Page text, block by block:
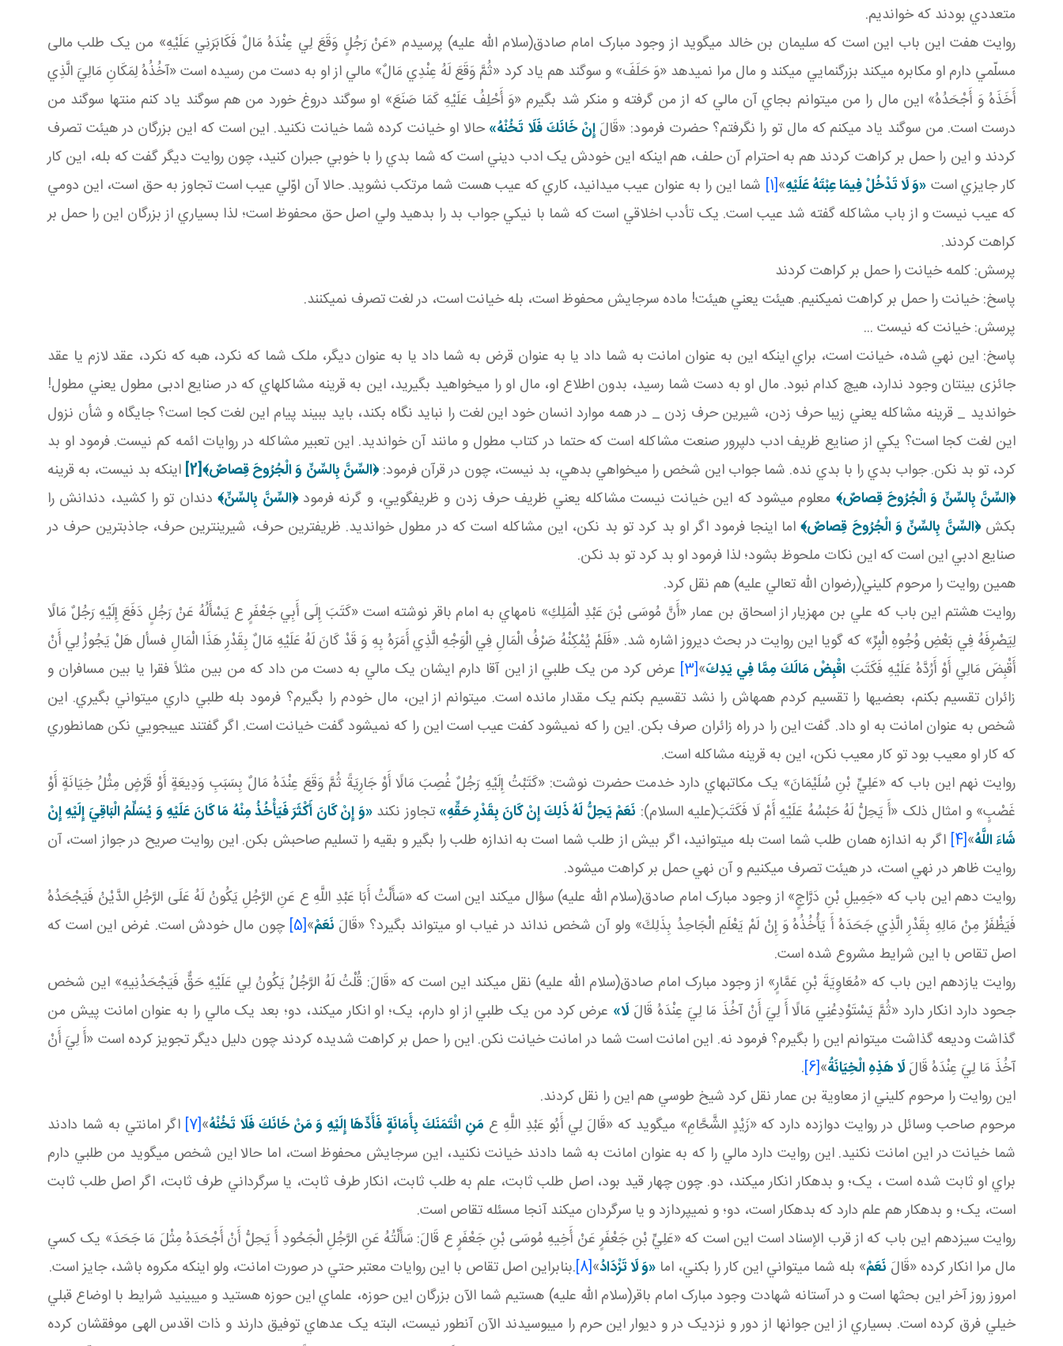
متعددي بودند که خوانديم.
روايت هفت اين باب اين است که سليمان بن خالد مي گويد از وجود مبارک امام صادق(سلام الله عليه) پرسيدم «عَنْ رَجُلٍ وَقَعَ لِي عِنْدَهُ مَالٌ فَكَابَرَنِي عَلَيْهِ» من يک طلب مالی
مسلّمي دارم او مکابره مي کند بزرگ نمايي مي کند و مال مرا نمي دهد «وَ حَلَفَ» و سوگند هم ياد کرد «ثُمَّ وَقَعَ لَهُ عِنْدِي مَالٌ» مالي از او به دست من رسيده است «آخُذُهُ لِمَكَانِ مَالِيَ الَّذِي
أَخَذَهُ وَ أَجْحَدُهُ» اين مال را من مي توانم بجاي آن مالي که از من گرفته و منکر شد بگيرم «وَ أَحْلِفُ عَلَيْهِ كَمَا صَنَعَ» او سوگند دروغ خورد من هم سوگند ياد کنم منتها سوگند من
درست است. من سوگند ياد مي کنم که مال تو را نگرفتم؟ حضرت فرمود: «قَالَإِنْ خَانَكَ فَلَا تَخُنْهُ» حالا او خيانت کرده شما خيانت نکنيد. اين است که اين بزرگان در هيئت تصرف
کردند و اين را حمل بر کراهت کردند هم به احترام آن حلف، هم اينکه اين خودش يک ادب ديني است که شما بدي را با خوبي جبران کنيد، چون روايت ديگر گفت که بله، اين کار
کار جايزي است «وَ لَا تَدْخُلْ فِيمَا عِبْتَهُ عَلَيْهِ»
[1] شما اين را به عنوان عيب مي دانيد، کاري که عيب هست شما مرتکب نشويد. حالا آن اوّلي عيب است تجاوز به حق است، اين دومي
که عيب نيست و از باب مشاکله گفته شد عيب است. يک تأدب اخلاقي است که شما با نيکي جواب بد را بدهيد ولي اصل حق محفوظ است؛ لذا بسياري از بزرگان اين را حمل بر
کراهت کردند.
پرسش: کلمه خيانت را حمل بر کراهت کردند
پاسخ: خيانت را حمل بر کراهت نمي کنيم. هيئت يعني هيئت! ماده سرجايش محفوظ است، بله خيانت است، در لغت تصرف نمي کنند.
پرسش: خيانت که نيست ...
پاسخ: اين نهي شده، خيانت است، براي اينکه اين به عنوان امانت به شما داد يا به عنوان قرض به شما داد يا به عنوان ديگر، ملک شما که نکرد، هبه که نکرد، عقد لازم يا عقد
جائزی بينتان وجود ندارد، هيچ کدام نبود. مال او به دست شما رسيد، بدون اطلاع او، مال او را مي خواهيد بگيريد، اين به قرينه مشاکله اي که در صنايع ادبی مطول يعني مطول!
خوانديد _ قرينه مشاکله يعني زيبا حرف زدن، شيرين حرف زدن _ در همه موارد انسان خود اين لغت را نبايد نگاه بکند، بايد ببيند پيام اين لغت کجا است؟ جايگاه و شأن نزول
اين لغت کجا است؟ يکي از صنايع ظريف ادب دل پرور صنعت مشاکله است که حتما در کتاب مطول و مانند آن خوانديد. اين تعبير مشاکله در روايات ائمه کم نيست. فرمود او بد
کرد، تو بد نکن. جواب بدي را با بدي نده. شما جواب اين شخص را مي خواهي بدهي، بد نيست، چون در قرآن فرمود:﴿السِّنَّ بِالسِّنِّ وَ الْجُرُوحَ قِصاصٌ﴾[2]
اينکه بد نيست، به قرينه
﴿السِّنَّ بِالسِّنِّ وَ الْجُرُوحَ قِصاصٌ﴾ معلوم مي شود که اين خيانت نيست مشاکله يعني ظريف حرف زدن و ظريف گويي، و گرنه فرمود﴿السِّنَّ بِالسِّنِّ﴾دندان تو را کشيد، دندانش را
بکش﴿السِّنَّ بِالسِّنِّ وَ الْجُرُوحَ قِصاصٌ﴾اما اينجا فرمود اگر او بد کرد تو بد نکن، اين مشاکله است که در مطول خوانديد. ظريف ترين حرف، شيرين ترين حرف، جاذب ترين حرف در
صنايع ادبي اين است که اين نکات ملحوظ بشود؛ لذا فرمود او بد کرد تو بد نکن.
همين روايت را مرحوم کليني(رضوان الله تعالي عليه) هم نقل کرد.
روايت هشتم اين باب که علي بن مهزيار از اسحاق بن عمار «أَنَّ مُوسَى بْنَ عَبْدِ الْمَلِكِ» نامه اي به امام باقر نوشته است «كَتَبَ إِلَى أَبِي جَعْفَرٍ ع يَسْأَلُهُ عَنْ رَجُلٍ دَفَعَ إِلَيْهِ رَجُلٌ مَالًا
لِيَصْرِفَهُ فِي بَعْضِ وُجُوهِ الْبِرِّ» که گويا اين روايت در بحث ديروز اشاره شد. «فَلَمْ يُمْكِنْهُ صَرْفُ الْمَالِ فِي الْوَجْهِ الَّذِي أَمَرَهُ بِهِ وَ قَدْ كَانَ لَهُ عَلَيْهِ مَالٌ بِقَدْرِ هَذَا الْمَالِ فسأل هَلْ يَجُوزُ لِي أَنْ
أَقْبِضَ مَالِي أَوْ أَرُدَّهُ عَلَيْهِ فَكَتَبَ اقْبِضْ مَالَكَ مِمَّا فِي يَدِكَ»
[3]
عرض کرد من يک طلبي از اين آقا دارم ايشان يک مالي به دست من داد که من بين مثلاً فقرا يا بين مسافران و
زائران تقسيم بکنم، بعضي ها را تقسيم کردم همه اش را نشد تقسيم بکنم يک مقدار مانده است. مي توانم از اين، مال خودم را بگيرم؟ فرمود بله طلبي داري مي تواني بگيري. اين
شخص به عنوان امانت به او داد. گفت اين را در راه زائران صرف بکن. اين را که نمي شود کفت عيب است اين را که نمي شود گفت خيانت است. اگر گفتند عيب جويي نکن همان طوري
که کار او معيب بود تو کار معيب نکن، اين به قرينه مشاکله است.
روايت نهم اين باب که «عَلِيِّ بْنِ سُلَيْمَانَ» يک مکاتبه اي دارد خدمت حضرت نوشت: «كَتَبْتُ إِلَيْهِ رَجُلٌ غُصِبَ مَالًا أَوْ جَارِيَةً ثُمَّ وَقَعَ عِنْدَهُ مَالٌ بِسَبَبِ وَدِيعَةٍ أَوْ قَرْضٍ مِثْلُ خِيَانَةٍ أَوْ
غَصْبٍ» و امثال ذلک «أَ يَحِلُّ لَهُ حَبْسُهُ عَلَيْهِ أَمْ لَا فَكَتَبَ(عليه السلام): نَعَمْ يَحِلُّ لَهُ ذَلِكَ إِنْ كَانَ بِقَدْرِ حَقِّهِ» تجاوز نکند«وَ إِنْ كَانَ أَكْثَرَ فَيَأْخُذُ مِنْهُ مَا كَانَ عَلَيْهِ وَ يُسَلِّمُ الْبَاقِيَ إِلَيْهِ إِنْ
شَاءَ اللَّهُ»
[4]
اگر به اندازه همان طلب شما است بله مي توانيد، اگر بيش از طلب شما است به اندازه طلب را بگير و بقيه را تسليم صاحبش بکن. اين روايت صريح در جواز است، آن
روايت ظاهر در نهي است، در هيئت تصرف می­کنيم و آن نهي حمل بر کراهت مي شود.
روايت دهم اين باب که «جَمِيلِ بْنِ دَرَّاجٍ» از وجود مبارک امام صادق(سلام الله عليه) سؤال مي کند اين است که «سَأَلْتُ أَبَا عَبْدِ اللَّهِ ع عَنِ الرَّجُلِ يَكُونُ لَهُ عَلَى الرَّجُلِ الدَّيْنُ فَيَجْحَدُهُ
فَيَظْفَرُ مِنْ مَالِهِ بِقَدْرِ الَّذِي جَحَدَهُ أَ يَأْخُذُهُ وَ إِنْ لَمْ يَعْلَمِ الْجَاحِدُ بِذَلِكَ» ولو آن شخص نداند در غياب او مي تواند بگيرد؟ «قَالَ نَعَمْ»
[5]
چون مال خودش است. غرض اين است که
اصل تقاص با اين شرايط مشروع شده است.
روايت يازدهم اين باب که «مُعَاوِيَةَ بْنِ عَمَّارٍ» از وجود مبارک امام صادق(سلام الله عليه) نقل مي کند اين است که «قَالَ: قُلْتُ لَهُ الرَّجُلُ يَكُونُ لِي عَلَيْهِ حَقٌّ فَيَجْحَدُنِيهِ» اين شخص
جحود دارد انکار دارد «ثُمَّ يَسْتَوْدِعُنِي مَالًا أَ لِيَ أَنْ آخُذَ مَا لِيَ عِنْدَهُ قَالَ لَا» عرض کرد من يک طلبي از او دارم، يک؛ او انکار مي کند، دو؛ بعد يک مالي را به عنوان امانت پيش من
گذاشت وديعه گذاشت مي توانم اين را بگيرم؟ فرمود نه. اين امانت است شما در امانت خيانت نکن. اين را حمل بر کراهت شديده کردند چون دليل ديگر تجويز کرده است «أَ لِيَ أَنْ
آخُذَ مَا لِيَ عِنْدَهُ قَالَ لَا هَذِهِ الْخِيَانَةُ»
[6]
.
اين روايت را مرحوم کليني از معاوية بن عمار نقل کرد شيخ طوسي هم اين را نقل کردند.
مرحوم صاحب وسائل در روايت دوازده دارد که «زَيْدٍ الشَّحَّامِ» مي گويد که «قَالَ لِي أَبُو عَبْدِ اللَّهِ ع مَنِ ائْتَمَنَكَ بِأَمَانَةٍ فَأَدِّهَا إِلَيْهِ وَ مَنْ خَانَكَ فَلَا تَخُنْهُ»
[7]
اگر امانتي به شما دادند
شما خيانت در اين امانت نکنيد. اين روايت دارد مالي را که به عنوان امانت به شما دادند خيانت نکنيد، اين سرجايش محفوظ است، اما حالا اين شخص مي گويد من طلبي دارم
براي او ثابت شده است ، يک؛ و بدهکار انکار مي کند، دو. چون چهار قيد بود، اصل طلب ثابت، علم به طلب ثابت، انکار طرف ثابت، يا سرگرداني طرف ثابت، اگر اصل طلب ثابت
است، يک؛ و بدهکار هم علم دارد که بدهکار است، دو؛ و نمي پردازد و يا سرگردان مي کند آنجا مسئله تقاص است.
روايت سيزدهم اين باب که از قرب الإسناد است اين است که «عَلِيِّ بْنِ جَعْفَرٍ عَنْ أَخِيهِ مُوسَى بْنِ جَعْفَرٍ ع قَالَ: سَأَلْتُهُ عَنِ الرَّجُلِ الْجَحُودِ أَ يَحِلُّ أَنْ أَجْحَدَهُ مِثْلَ مَا جَحَدَ» يک کسي
مال مرا انکار کرده «قَالَ نَعَمْ» بله شما مي تواني اين کار را بکني، اما «وَ لَا تَزْدَادُ»
[8] .بنابراين اصل تقاص با اين روايات معتبر حتي در صورت امانت، ولو اينکه مکروه باشد، جايز است.
امروز روز آخر اين بحث ها است و در آستانه شهادت وجود مبارک امام باقر(سلام الله عليه) هستيم شما الآن بزرگان اين حوزه ، علماي اين حوزه هستيد و مي بينيد شرايط با اوضاع قبلي
خيلي فرق کرده است. بسياري از اين جوان ها از دور و نزديک در و ديوار اين حرم را مي بوسيدند الآن آن طور نيست، البته يک عده اي توفيق دارند و ذات اقدس الهی موفقشان کرده